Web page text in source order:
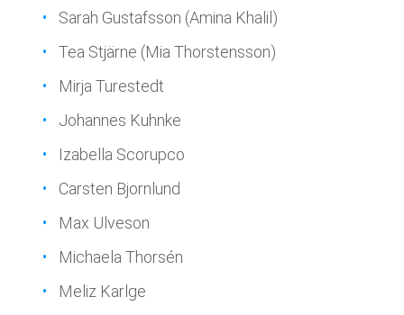
Sarah Gustafsson (Amina Khalil)
Tea Stjärne (Mia Thorstensson)
Mirja Turestedt
Johannes Kuhnke
Izabella Scorupco
Carsten Bjornlund
Max Ulveson
Michaela Thorsén
Meliz Karlge